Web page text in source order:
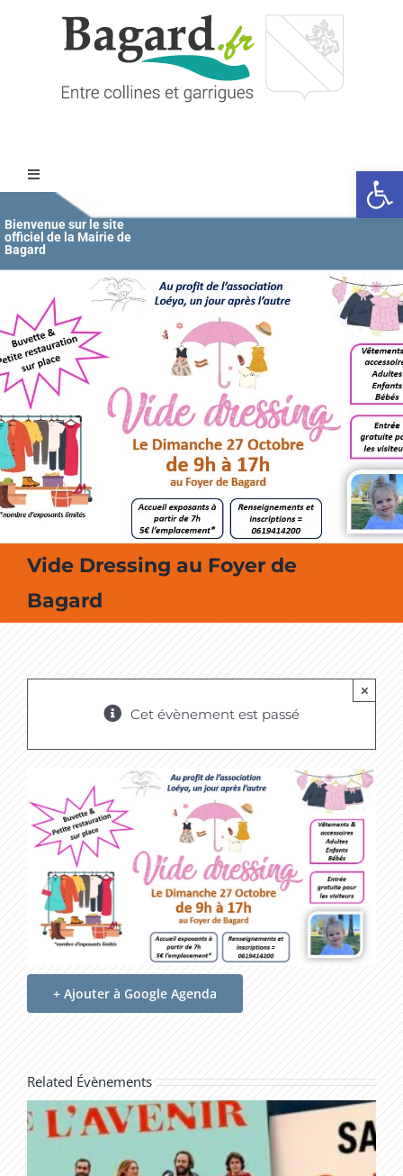
Ouvrir
Toggle
Navigation
Accueil
ÉDUCATION / JEUNESSE
VIE COMMUNALE
MES SORTIES / MES LOISIRS
Bienvenue sur le site
officiel de la Mairie de
Bagard
Vide Dressing au Foyer de
Bagard
Cet évènement est passé
×
+ Ajouter à Google Agenda
Related Évènements